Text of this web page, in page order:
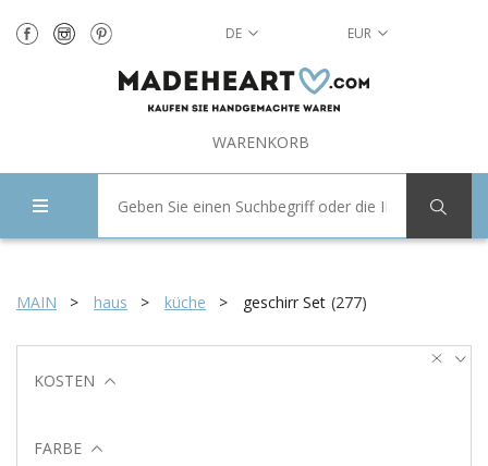
DE EUR
WARENKORB
MAIN haus küche geschirr Set (277)
KOSTEN
FARBE